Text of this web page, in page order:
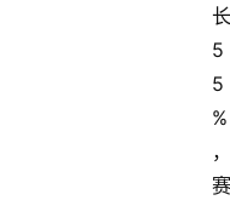
长
5
5
%
，
赛